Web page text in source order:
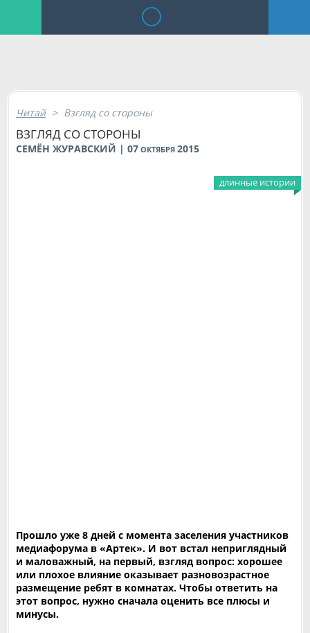
Читай > Взгляд со стороны
ВЗГЛЯД СО СТОРОНЫ
СЕМЁН ЖУРАВСКИЙ | 07 ОКТЯБРЯ 2015
длинные истории
Прошло уже 8 дней с момента заселения участников
медиафорума в «Артек». И вот встал неприглядный
и маловажный, на первый, взгляд вопрос: хорошее
или плохое влияние оказывает разновозрастное
размещение ребят в комнатах. Чтобы ответить на
этот вопрос, нужно сначала оценить все плюсы и
минусы.